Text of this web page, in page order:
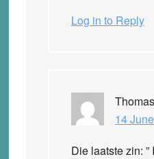
Log in to Reply
14
Die laatste zin: